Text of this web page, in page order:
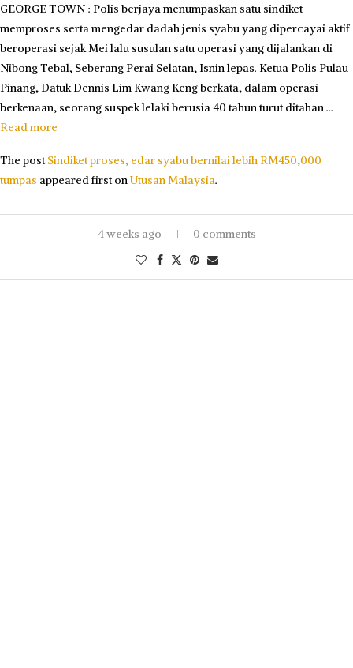
GEORGE TOWN : Polis berjaya menumpaskan satu sindiket
memproses serta mengedar dadah jenis syabu yang dipercayai aktif
beroperasi sejak Mei lalu susulan satu operasi yang dijalankan di
Nibong Tebal, Seberang Perai Selatan, Isnin lepas. Ketua Polis Pulau
Pinang, Datuk Dennis Lim Kwang Keng berkata, dalam operasi
berkenaan, seorang suspek lelaki berusia 40 tahun turut ditahan …
Read more
The postSindiket proses, edar syabu bernilai lebih RM450,000
tumpas appeared first onUtusan Malaysia.
4 weeks ago 0 comments